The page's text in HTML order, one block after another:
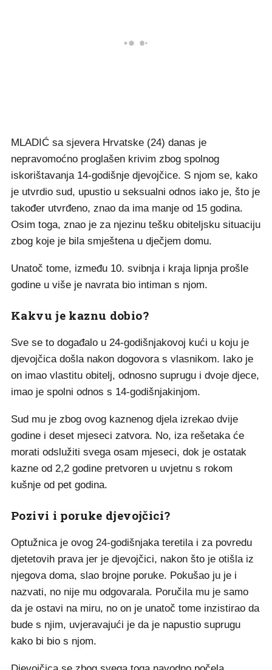
MLADIĆ sa sjevera Hrvatske (24) danas je
nepravomoćno proglašen krivim zbog spolnog
iskorištavanja 14-godišnje djevojčice. S njom se, kako
je utvrdio sud, upustio u seksualni odnos iako je, što je
također utvrđeno, znao da ima manje od 15 godina.
Osim toga, znao je za njezinu tešku obiteljsku situaciju
zbog koje je bila smještena u dječjem domu.
Unatoč tome, između 10. svibnja i kraja lipnja prošle
godine u više je navrata bio intiman s njom.
Kakvu je kaznu dobio?
Sve se to događalo u 24-godišnjakovoj kući u koju je
djevojčica došla nakon dogovora s vlasnikom. Iako je
on imao vlastitu obitelj, odnosno suprugu i dvoje djece,
imao je spolni odnos s 14-godišnjakinjom.
Sud mu je zbog ovog kaznenog djela izrekao dvije
godine i deset mjeseci zatvora. No, iza rešetaka će
morati odslužiti svega osam mjeseci, dok je ostatak
kazne od 2,2 godine pretvoren u uvjetnu s rokom
kušnje od pet godina.
Pozivi i poruke djevojčici?
Optužnica je ovog 24-godišnjaka teretila i za povredu
djetetovih prava jer je djevojčici, nakon što je otišla iz
njegova doma, slao brojne poruke. Pokušao ju je i
nazvati, no nije mu odgovarala. Poručila mu je samo
da je ostavi na miru, no on je unatoč tome inzistirao da
bude s njim, uvjeravajući je da je napustio suprugu
kako bi bio s njom.